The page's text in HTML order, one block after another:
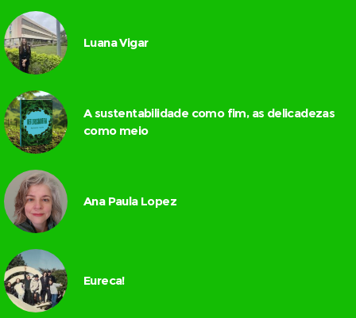
Luana Vigar
A sustentabilidade como fim, as delicadezas
como meio
Ana Paula Lopez
Eureca!